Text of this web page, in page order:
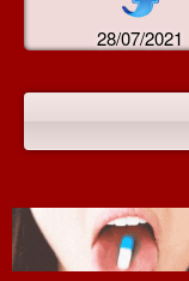
28/07/2021